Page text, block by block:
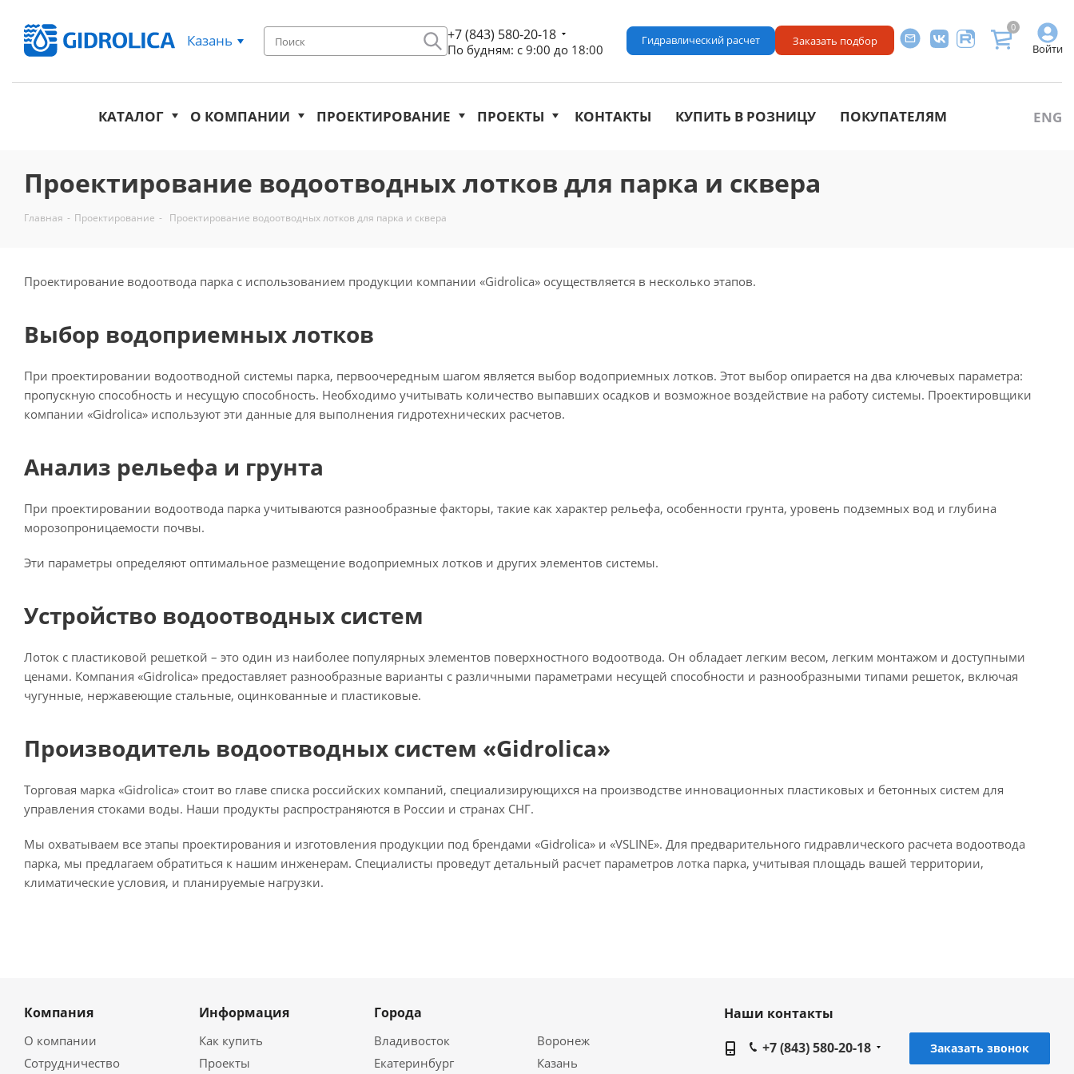
Казань +7 (843) 580-20-18
По будням: с 9:00 до 18:00 Войти
0
Гидравлический расчет Заказать подбор
КАТАЛОГ О КОМПАНИИ ПРОЕКТИРОВАНИЕ ПРОЕКТЫ КОНТАКТЫ КУПИТЬ В РОЗНИЦУ ПОКУПАТЕЛЯМ ENG
Проектирование водоотводных лотков для парка и сквера
Главная - Проектирование - Проектирование водоотводных лотков для парка и сквера
Проектирование водоотвода парка с использованием продукции компании «Gidrolica» осуществляется в несколько этапов.
Выбор водоприемных лотков
При проектировании водоотводной системы парка, первоочередным шагом является выбор водоприемных лотков. Этот выбор опирается на два ключевых параметра:
пропускную способность и несущую способность. Необходимо учитывать количество выпавших осадков и возможное воздействие на работу системы. Проектировщики
компании «Gidrolica» используют эти данные для выполнения гидротехнических расчетов.
Анализ рельефа и грунта
При проектировании водоотвода парка учитываются разнообразные факторы, такие как характер рельефа, особенности грунта, уровень подземных вод и глубина
морозопроницаемости почвы.
Эти параметры определяют оптимальное размещение водоприемных лотков и других элементов системы.
Устройство водоотводных систем
Лоток с пластиковой решеткой – это один из наиболее популярных элементов поверхностного водоотвода. Он обладает легким весом, легким монтажом и доступными
ценами. Компания «Gidrolica» предоставляет разнообразные варианты с различными параметрами несущей способности и разнообразными типами решеток, включая
чугунные, нержавеющие стальные, оцинкованные и пластиковые.
Производитель водоотводных систем «Gidrolica»
Торговая марка «Gidrolica» стоит во главе списка российских компаний, специализирующихся на производстве инновационных пластиковых и бетонных систем для
управления стоками воды. Наши продукты распространяются в России и странах СНГ.
Мы охватываем все этапы проектирования и изготовления продукции под брендами «Gidrolica» и «VSLINE». Для предварительного гидравлического расчета водоотвода
парка, мы предлагаем обратиться к нашим инженерам. Специалисты проведут детальный расчет параметров лотка парка, учитывая площадь вашей территории,
климатические условия, и планируемые нагрузки.
Компания
О компании
Сотрудничество
Информация
Как купить
Проекты
Города
Владивосток
Воронеж
Екатеринбург
Казань
Наши контакты
+7 (843) 580-20-18
Заказать звонок